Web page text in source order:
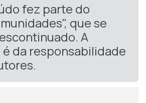
fez parte do
que se
A
da responsabilidade